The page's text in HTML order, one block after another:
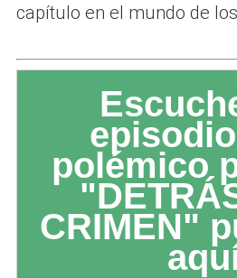
capítulo en el mundo de
polémico
CRIMEN"